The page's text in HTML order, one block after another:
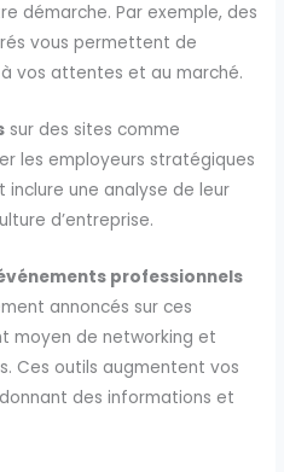
démarche. Par exemple, des
vous permettent de
vos attentes et au marché.
sur des sites comme
les employeurs stratégiques
une analyse de leur
d’entreprise.
professionnels
annoncés sur ces
moyen de networking et
Ces outils augmentent vos
des informations et